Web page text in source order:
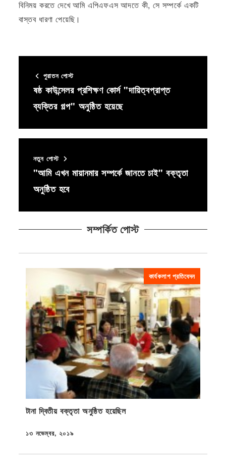
বিনিময় করতে দেখে আমি এপিএফএস আদতে কী, সে সম্পর্কে একটি
বাস্তব ধারণা পেয়েছি।
পুরাতন পোস্ট
ষষ্ঠ কাউন্সেলর প্রশিক্ষণ কোর্স "দায়িত্বপ্রাপ্ত
ব্যক্তির গল্প" অনুষ্ঠিত হয়েছে
নতুন পোস্ট
"আমি এখন মায়ানমার সম্পর্কে জানতে চাই" বক্তৃতা
অনুষ্ঠিত হবে
সম্পর্কিত পোস্ট
কার্যকলাপ প্রতিবেদন
টানা দ্বিতীয় বক্তৃতা অনুষ্ঠিত হয়েছিল
প্রকাশিত
১৩ নভেম্বর, ২০১৯